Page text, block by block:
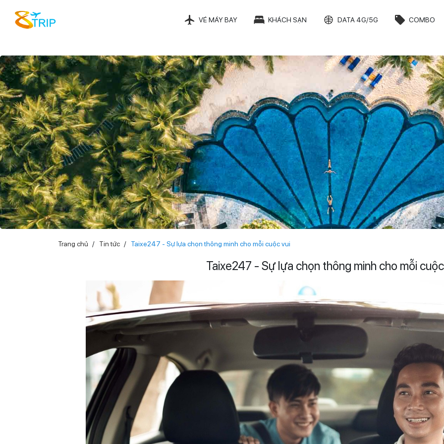
VÉ MÁY BAY KHÁCH SẠN DATA 4G/5G COMBO
Trang chủ Tin tức Taixe247 - Sự lựa chọn thông minh cho mỗi cuộc vui
Taixe247 - Sự lựa chọn thông minh cho mỗi